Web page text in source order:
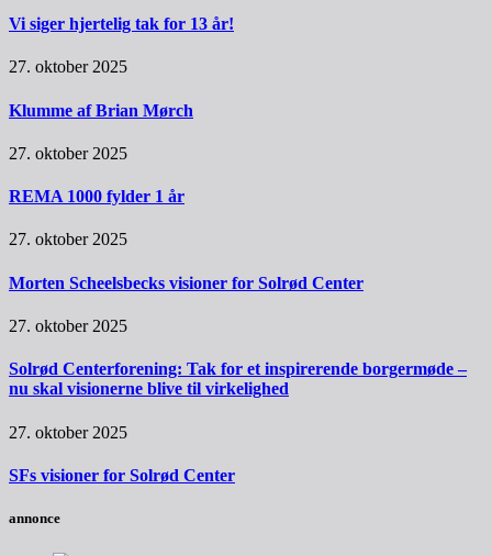
Vi siger hjertelig tak for 13 år!
27. oktober 2025
Klumme af Brian Mørch
27. oktober 2025
REMA 1000 fylder 1 år
27. oktober 2025
Morten Scheelsbecks visioner for Solrød Center
27. oktober 2025
Solrød Centerforening: Tak for et inspirerende borgermøde –
nu skal visionerne blive til virkelighed
27. oktober 2025
SFs visioner for Solrød Center
annonce